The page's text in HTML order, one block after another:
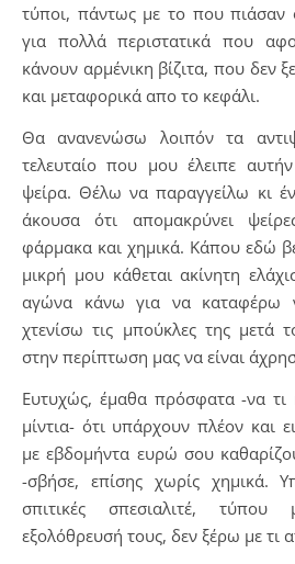
τύποι, πάντως με το που πιάσαν
για πολλά περιστατικά που
κάνουν αρμένικη βίζιτα, που δεν
και μεταφορικά απο το κεφάλι.
Θα ανανενώσω λοιπόν τα
τελευταίο που μου έλειπε
ψείρα. Θέλω να παραγγείλω κι
άκουσα ότι απομακρύνει
φάρμακα και χημικά. Κάπου εδώ
μικρή μου κάθεται ακίνητη
αγώνα κάνω για να καταφέρω
χτενίσω τις μπούκλες της μετά
στην περίπτωση μας να είναι
Ευτυχώς, έμαθα πρόσφατα -να τι
μίντια- ότι υπάρχουν πλέον και
με εβδομήντα ευρώ σου
-σβήσε, επίσης χωρίς χημικά.
σπιτικές σπεσιαλιτέ, τύπου
εξολόθρευσή τους, δεν ξέρω με τι